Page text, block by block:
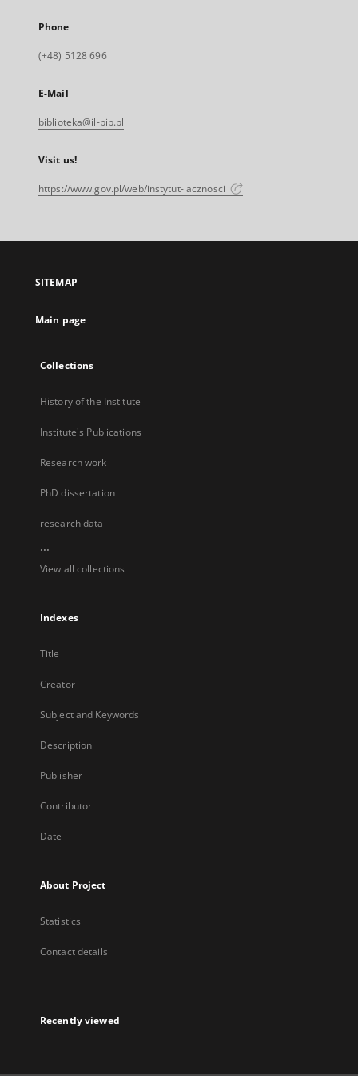
Phone
(+48) 5128 696
E-Mail
biblioteka@il-pib.pl
Visit us!
https://www.gov.pl/web/instytut-lacznosci
SITEMAP
Main page
Collections
History of the Institute
Institute's Publications
Research work
PhD dissertation
research data
...
View all collections
Indexes
Title
Creator
Subject and Keywords
Description
Publisher
Contributor
Date
About Project
Statistics
Contact details
Recently viewed